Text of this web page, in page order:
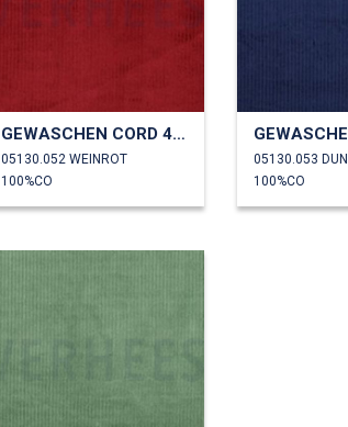
GEWASCHEN CORD 4.5W
05130.052 WEINROT
100%CO
100%CO